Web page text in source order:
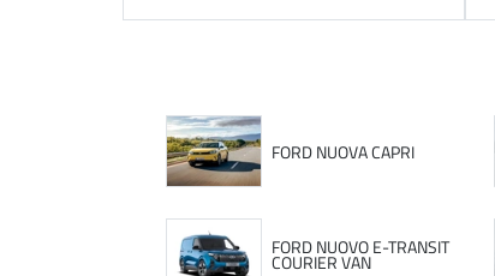
FORD NUOVA CAPRI
FORD NUOVO E-TRANSIT
COURIER VAN